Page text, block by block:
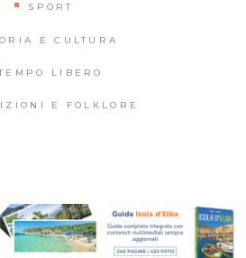
SPORT
E CULTURA
LIBERO
E FOLKLORE